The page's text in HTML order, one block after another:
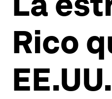
Rico
EE.UU.